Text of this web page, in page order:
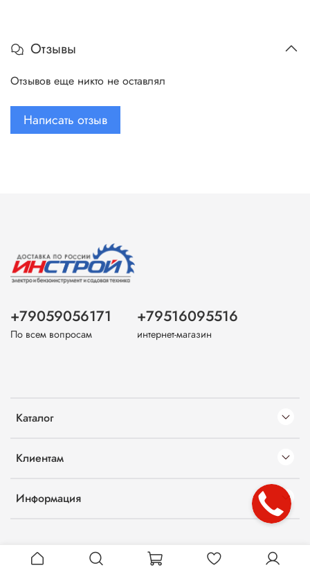
Отзывы
Отзывов еще никто не оставлял
Написать отзыв
Каталог
Клиентам
Информация
+79059056171
По всем вопросам
+79516095516
интернет-магазин